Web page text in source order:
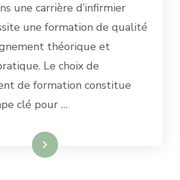
une carrière d’infirmier
une formation de qualité
théorique et
Le choix de
de formation constitue
clé pour …
la suite